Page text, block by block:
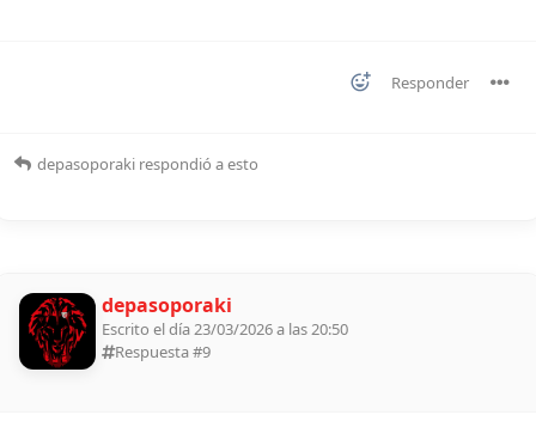
Responder
depasoporaki respondió a esto
depasoporaki
Escrito el día 23/03/2026 a las 20:50
Respuesta #9